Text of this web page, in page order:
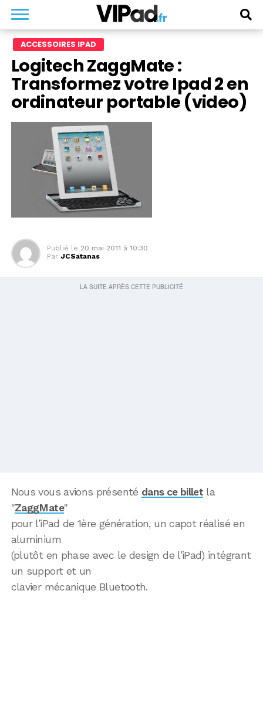
ACCESSOIRES IPAD
Logitech ZaggMate :
Transformez votre Ipad 2 en
ordinateur portable (video)
Publié le 20 mai 2011 à 10:30
Par JCSatanas
Nous vous avions présenté dans ce billet la
"ZaggMate"
pour l’iPad de 1ère génération, un capot réalisé en
aluminium
(plutôt en phase avec le design de l’iPad) intégrant
un support et un
clavier mécanique Bluetooth.